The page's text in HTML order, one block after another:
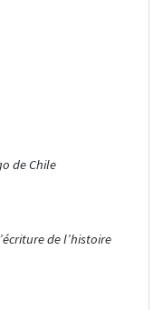
de Chile
de l’histoire